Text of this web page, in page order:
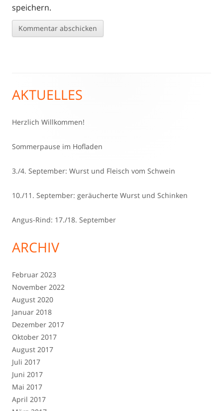
speichern.
Haupt-
Seitenleiste
AKTUELLES
Herzlich Willkommen!
Sommerpause im Hofladen
3./4. September: Wurst und Fleisch vom Schwein
10./11. September: geräucherte Wurst und Schinken
Angus-Rind: 17./18. September
ARCHIV
Februar 2023
November 2022
August 2020
Januar 2018
Dezember 2017
Oktober 2017
August 2017
Juli 2017
Juni 2017
Mai 2017
April 2017